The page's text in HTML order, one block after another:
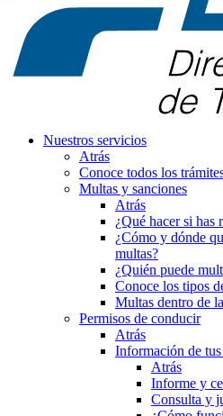
Nuestros servicios
Atrás
Conoce todos los
Multas y sanciones
Atrás
¿Qué hacer si has
¿Cómo y dónde
multas?
¿Quién puede
Conoce los tipos
Multas dentro de
Permisos de conducir
Atrás
Información de
Atrás
Informe y
Consulta y